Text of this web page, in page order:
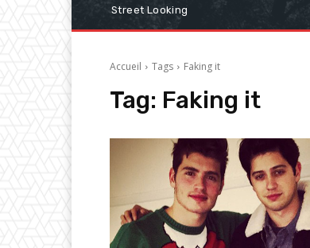
Street Looking
Accueil Tags Faking it
Tag: Faking it